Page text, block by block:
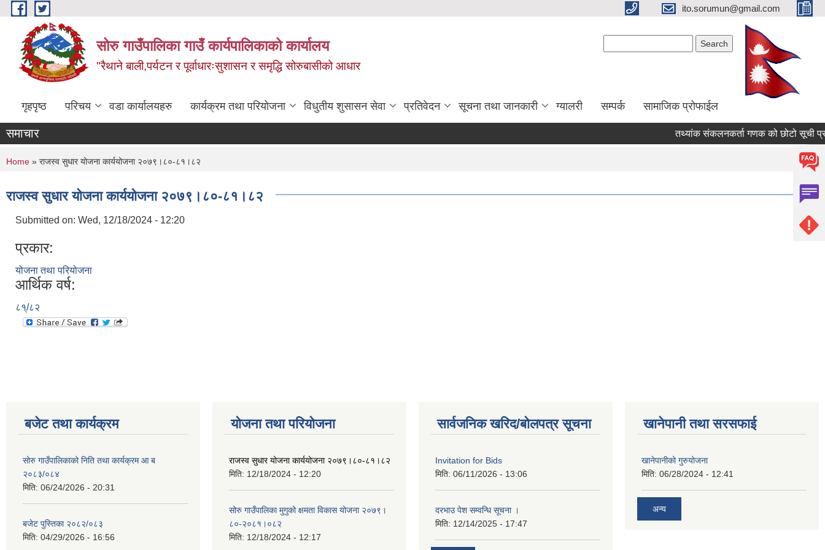
Skip to main content ito.sorumun@gmail.com
सोरु गाउँपालिका गाउँ कार्यपालिकाको कार्यालय
"रैथाने बाली,पर्यटन र पूर्वाधारःसुशासन र समृद्धि सोरुबासीको आधार
गृहपृष्ठ परिचय वडा कार्यालयहरु कार्यक्रम तथा परियोजना विधुतीय शुसासन सेवा प्रतिवेदन सूचना तथा जानकारी ग्यालरी सम्पर्क सामाजिक प्रोफाईल
समाचार तथ्यांक संकलनकर्ता गणक को छोटो सूची
« first
You are here
Home » राजस्व सुधार योजना कार्ययोजना २०७९।८०-८१।८२
राजस्व सुधार योजना कार्ययोजना २०७९।८०-८१।८२
Submitted on: Wed, 12/18/2024 - 12:20
प्रकार:
योजना तथा परियोजना
आर्थिक वर्ष:
८१्/८२
बजेट तथा कार्यक्रम
सोरु गाउँपालिकाको निति तथा कार्यक्रम आ ब
२०८३/०८४
मिति: 06/24/2026 - 20:31
बजेट पुस्तिका २०८२/०८३
मिति: 04/29/2026 - 16:56
योजना तथा परियोजना
राजस्व सुधार योजना कार्ययोजना २०७९।८०-८१।८२
मिति: 12/18/2024 - 12:20
सोरु गाउँपालिका मुगुको क्षमता विकास योजना २०७९।
८०-२०८१।०८२
मिति: 12/18/2024 - 12:17
सार्वजनिक खरिद/बोलपत्र सूचना
Invitation for Bids
मिति: 06/11/2026 - 13:06
दरभाउ पेश सम्वन्धि सूचना ।
मिति: 12/14/2025 - 17:47
खानेपानी तथा सरसफाई
खानेपानीको गुरुयोजना
मिति: 06/28/2024 - 12:41
अन्य